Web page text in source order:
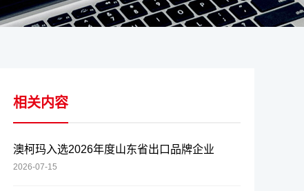
相关内容
澳柯玛入选2026年度山东省出口品牌企业
2026-07-15